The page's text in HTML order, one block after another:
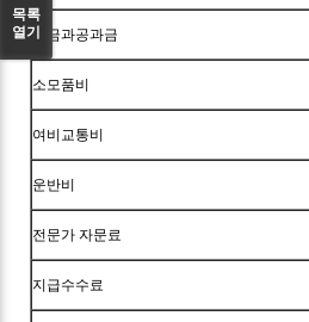
세금과공과금
소모품비
여비교통비
운반비
전문가 자문료
지급수수료
목록
열기